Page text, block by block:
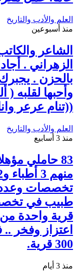
العلم والأدب والتاريخ
منذ أسبوعين
الشاعر
الزهراني .
بالحزن .
وأحبها لقلبه
((تنام عرعر
العلم والأدب والتاريخ
منذ 3 أسابيع
طبيب في
قرية واحدة من
اعتزاز وفخر
300 قرية.
منذ 3 أيام